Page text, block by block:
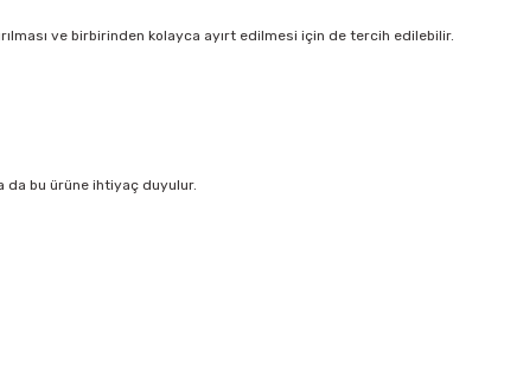
ve birbirinden kolayca ayırt edilmesi için de tercih edilebilir.
da bu ürüne ihtiyaç duyulur.